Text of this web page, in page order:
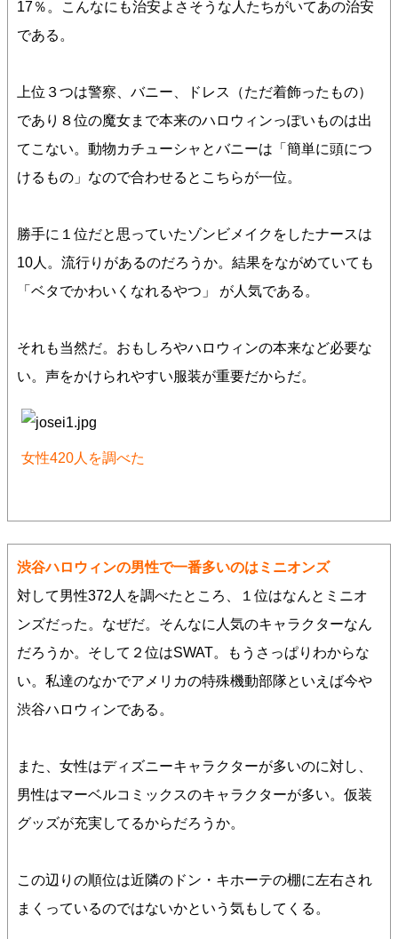
17％。こんなにも治安よさそうな人たちがいてあの治安
である。
上位３つは警察、バニー、ドレス（ただ着飾ったもの）
であり８位の魔女まで本来のハロウィンっぽいものは出
てこない。動物カチューシャとバニーは「簡単に頭につ
けるもの」なので合わせるとこちらが一位。
勝手に１位だと思っていたゾンビメイクをしたナースは
10人。流行りがあるのだろうか。結果をながめていても
「ベタでかわいくなれるやつ」 が人気である。
それも当然だ。おもしろやハロウィンの本来など必要な
い。声をかけられやすい服装が重要だからだ。
女性420人を調べた
渋谷ハロウィンの男性で一番多いのはミニオンズ
対して男性372人を調べたところ、１位はなんとミニオ
ンズだった。なぜだ。そんなに人気のキャラクターなん
だろうか。そして２位はSWAT。もうさっぱりわからな
い。私達のなかでアメリカの特殊機動部隊といえば今や
渋谷ハロウィンである。
また、女性はディズニーキャラクターが多いのに対し、
男性はマーベルコミックスのキャラクターが多い。仮装
グッズが充実してるからだろうか。
この辺りの順位は近隣のドン・キホーテの棚に左右され
まくっているのではないかという気もしてくる。